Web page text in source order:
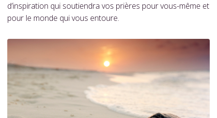
d’inspiration qui soutiendra vos prières pour vous-même et
pour le monde qui vous entoure.